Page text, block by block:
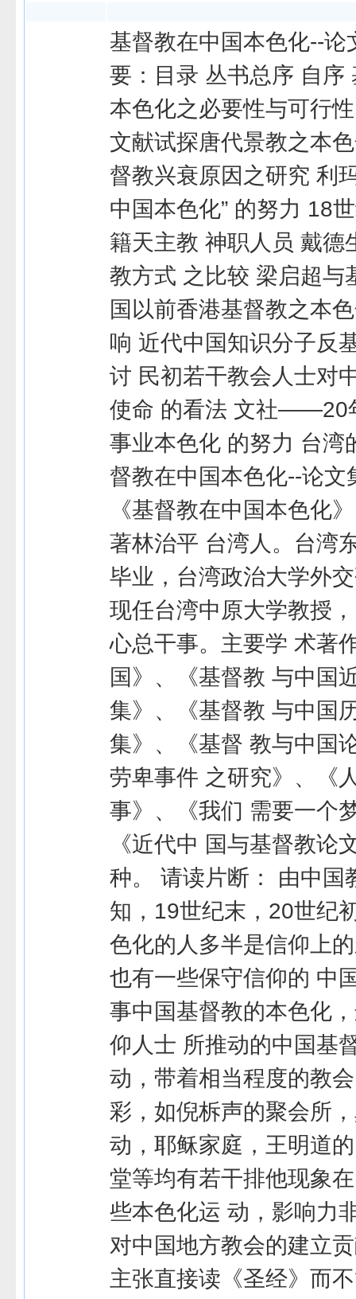
基督教在中国本色化--论
要：目录 丛书总序 自序
本色化之必要性与可行
文献试探唐代景教之本
督教兴衰原因之研究 利
中国本色化” 的努力 18
籍天主教 神职人员 戴德
教方式 之比较 梁启超与
国以前香港基督教之本
响 近代中国知识分子反
讨 民初若干教会人士对
使命 的看法 文社——20
事业本色化 的努力 台湾
督教在中国本色化--论文
《基督教在中国本色化
著林治平 台湾人。台湾
毕业，台湾政治大学外
现任台湾中原大学教授
心总干事。主要学 术著
国》、《基督教 与中国
集》、《基督教 与中国
集》、《基督 教与中国
劳卑事件 之研究》、《
事》、《我们 需要一个
《近代中 国与基督教论
种。 请读片断： 由中国
知，19世纪末，20世纪
色化的人多半是信仰上
也有一些保守信仰的 中
事中国基督教的本色化
仰人士 所推动的中国基
动，带着相当程度的教
彩，如倪柝声的聚会所
动，耶稣家庭，王明道
堂等均有若干排他现象
些本色化运 动，影响力
对中国地方教会的建立
主张直接读《圣经》而